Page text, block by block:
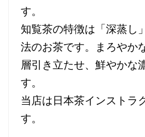
す。
知覧茶の特徴は「深蒸し
法のお茶です。まろやか
層引き立たせ、鮮やかな
す。
当店は日本茶インストラ
す。